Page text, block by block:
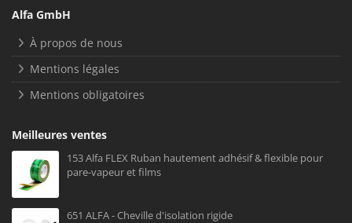
Alfa GmbH
À propos de nous
Mentions légales
Mentions obligatoires
Meilleures ventes
153 Alfa FLEX Ruban hautement adhésif & flexible pour
pare-vapeur et films
651 ALFA - Cheville d'isolation rigide